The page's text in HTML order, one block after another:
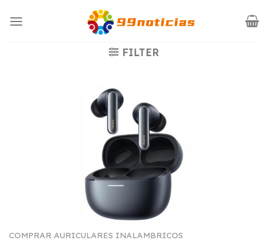
FILTER
COMPRAR AURICULARES INALAMBRICOS